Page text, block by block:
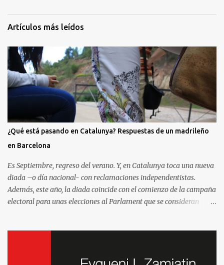
Artículos más leídos
¿Qué está pasando en Catalunya? Respuestas de un madrileño
en Barcelona
Es Septiembre, regreso del verano. Y, en Catalunya toca una nueva
diada –o día nacional- con reclamaciones independentistas.
Además, este año, la diada coincide con el comienzo de la campaña
electoral para unas elecciones al Parlament que se consideran
que aprovechan tenerme cerca para saber más de la situación. Así